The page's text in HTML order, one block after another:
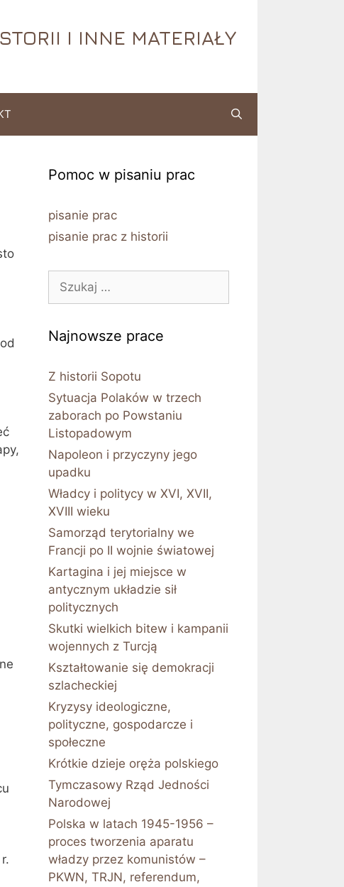
I INNE MATERIAŁY
Pomoc w pisaniu prac
pisanie prac
pisanie prac z historii
Szukaj:
Najnowsze prace
Z historii Sopotu
Sytuacja Polaków w trzech
zaborach po Powstaniu
Listopadowym
Napoleon i przyczyny jego
upadku
Władcy i politycy w XVI, XVII,
XVIII wieku
Samorząd terytorialny we
Francji po II wojnie światowej
Kartagina i jej miejsce w
antycznym układzie sił
politycznych
Skutki wielkich bitew i kampanii
wojennych z Turcją
Kształtowanie się demokracji
szlacheckiej
Kryzysy ideologiczne,
polityczne, gospodarcze i
społeczne
Krótkie dzieje oręża polskiego
Tymczasowy Rząd Jedności
Narodowej
Polska w latach 1945-1956 –
proces tworzenia aparatu
władzy przez komunistów –
PKWN, TRJN, referendum,